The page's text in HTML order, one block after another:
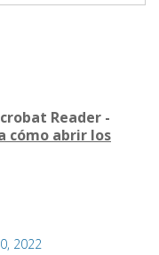
Reader -
cómo abrir los
2022